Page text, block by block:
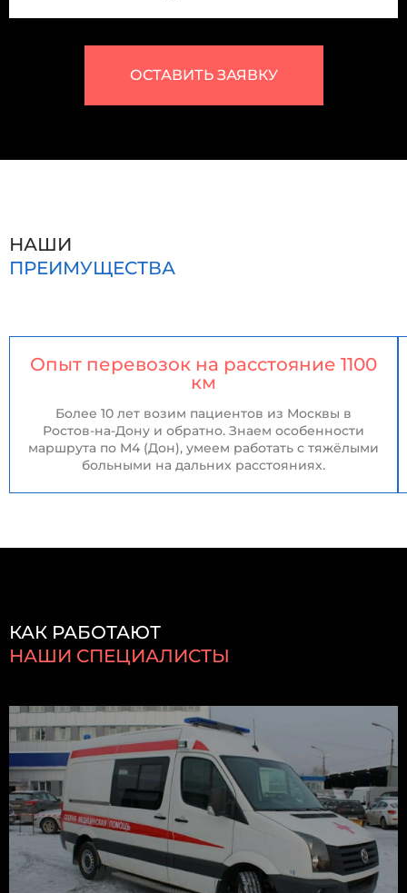
ОСТАВИТЬ ЗАЯВКУ
НАШИ
ПРЕИМУЩЕСТВА
Опыт перевозок на расстояние 1100
км
Более 10 лет возим пациентов из Москвы в
Ростов-на-Дону и обратно. Знаем особенности
маршрута по М4 (Дон), умеем работать с тяжёлыми
больными на дальних расстояниях.
КАК РАБОТАЮТ
НАШИ СПЕЦИАЛИСТЫ